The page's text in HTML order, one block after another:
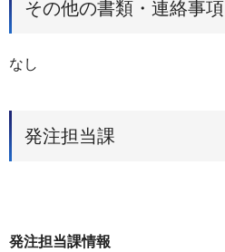
その他の書類・連絡事項
なし
発注担当課
発注担当課情報